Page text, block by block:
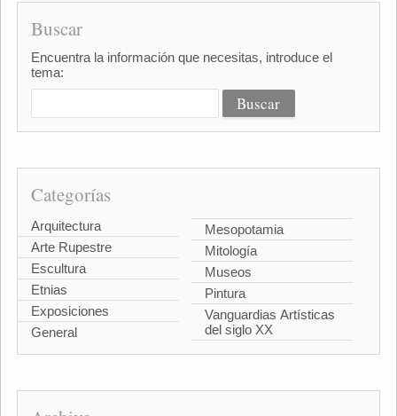
Buscar
Encuentra la información que necesitas, introduce el
tema:
Categorías
Arquitectura
Arte Rupestre
Escultura
Etnias
Exposiciones
General
Mesopotamia
Mitología
Museos
Pintura
Vanguardias Artísticas
del siglo XX